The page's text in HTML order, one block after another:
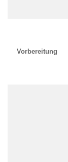
Vorbereitung